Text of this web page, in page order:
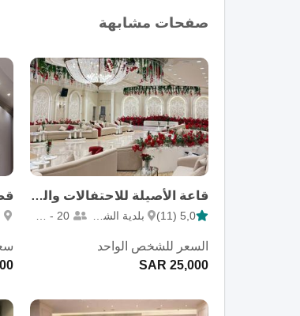
صفحات مشابهة
قاعة الأصيلة للاحتفالات والمؤتمرات
5,0 (11) بلدية الشمال
السعر للشخص الواحد
25,000 SAR